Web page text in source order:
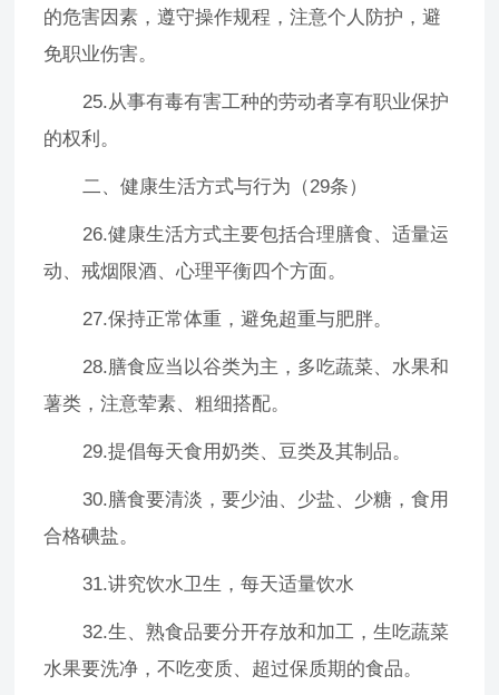
的危害因素，遵守操作规程，注意个人防护，避
免职业伤害。
25.从事有毒有害工种的劳动者享有职业保护
的权利。
二、健康生活方式与行为（29条）
26.健康生活方式主要包括合理膳食、适量运
动、戒烟限酒、心理平衡四个方面。
27.保持正常体重，避免超重与肥胖。
28.膳食应当以谷类为主，多吃蔬菜、水果和
薯类，注意荤素、粗细搭配。
29.提倡每天食用奶类、豆类及其制品。
30.膳食要清淡，要少油、少盐、少糖，食用
合格碘盐。
31.讲究饮水卫生，每天适量饮水
32.生、熟食品要分开存放和加工，生吃蔬菜
水果要洗净，不吃变质、超过保质期的食品。